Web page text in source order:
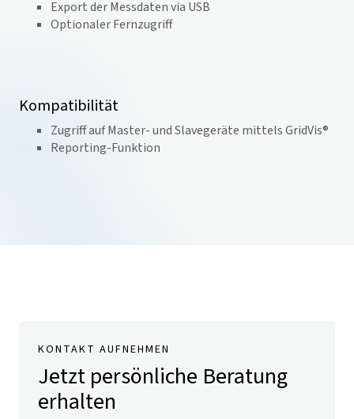
Export der Messdaten via USB
Optionaler Fernzugriff
Kompatibilität
Zugriff auf Master- und Slavegeräte mittels GridVis®
Reporting-Funktion
KONTAKT AUFNEHMEN
Jetzt persönliche Beratung
erhalten